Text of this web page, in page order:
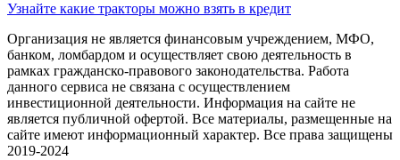
Узнайте какие тракторы можно взять в кредит
Организация не является финансовым учреждением, МФО,
банком, ломбардом и осуществляет свою деятельность в
рамках гражданско-правового законодательства. Работа
данного сервиса не связана с осуществлением
инвестиционной деятельности. Информация на сайте не
является публичной офертой. Все материалы, размещенные на
сайте имеют информационный характер. Все права защищены
2019-2024